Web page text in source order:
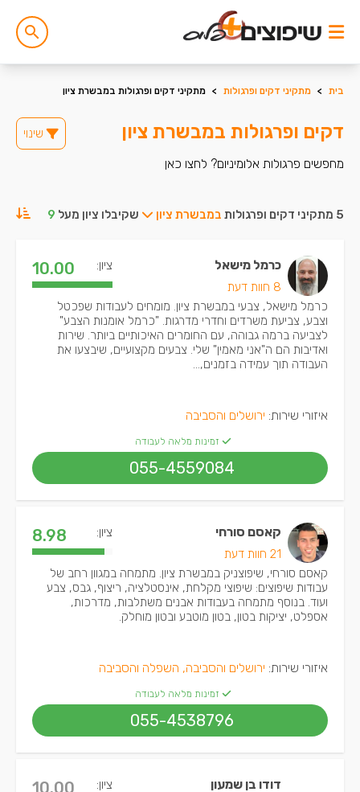
בית > מתקיני דקים ופרגולות > מתקיני דקים ופרגולות במבשרת ציון
דקים ופרגולות במבשרת ציון
מחפשים פרגולות אלומיניום? לחצו כאן
שינוי
5 מתקיני דקים ופרגולות במבשרת ציון שקיבלו ציון מעל 9
כרמל מישאל
8 חוות דעת
ציון: 10.00
כרמל מישאל, צבעי במבשרת ציון. מומחים לעבודות שפכטל
וצבע, צביעת משרדים וחדרי מדרגות. "כרמל אומנות הצבע"
לצביעה ברמה גבוהה, עם החומרים האיכותיים ביותר. שירות
ואדיבות הם ה"אני מאמין" שלי. צבעים מקצועיים, שיבצעו את
העבודה תוך עמידה בזמנים,...
איזורי שירות: ירושלים והסביבה
זמינות מלאה לעבודה
055-4559084
קאסם סורחי
21 חוות דעת
ציון: 8.98
קאסם סורחי, שיפוצניק במבשרת ציון. מתמחה במגוון רחב של
עבודות שיפוצים: שיפוצי מקלחת, אינסטלציה, ריצוף, גבס, צבע
ועוד. בנוסף מתמחה בעבודות אבנים משתלבות, מדרכות,
אספלט, יציקות בטון, בטון מוטבע ובטון מוחלק.
איזורי שירות: ירושלים והסביבה, השפלה והסביבה
זמינות מלאה לעבודה
055-4538796
דודו בן שמעון ציון: 10.00